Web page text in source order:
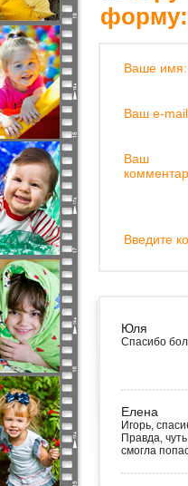
форму:
Ваше имя:
Ваш e-
Ваш
Введите
Юля
Спасибо
Елена
Игорь,
Правда,
смогла